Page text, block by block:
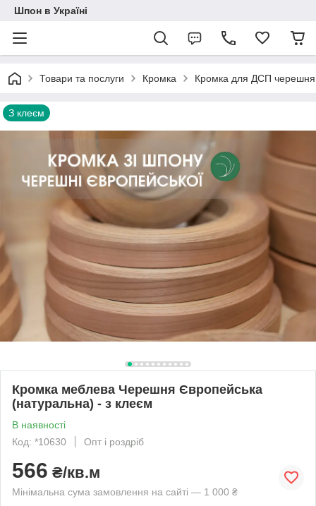
Шпон в Україні
Товари та послуги Кромка Кромка для ДСП черешня
З клеєм
Кромка меблева Черешня Європейська
(натуральна) - з клеєм
В наявності
Код: *10630
Опт і роздріб
566 ₴/кв.м
Мінімальна сума замовлення на сайті — 1 000 ₴